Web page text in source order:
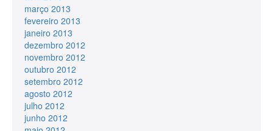
março 2013
fevereiro 2013
janeiro 2013
dezembro 2012
novembro 2012
outubro 2012
setembro 2012
agosto 2012
julho 2012
junho 2012